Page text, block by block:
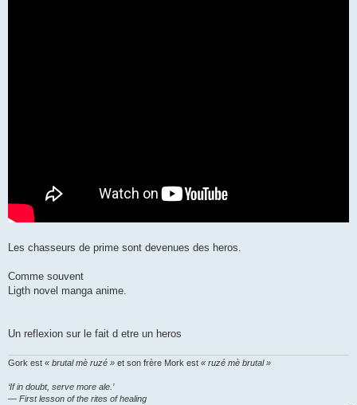
Les chasseurs de prime sont devenues des heros.
Comme souvent
Ligth novel manga anime.
Un reflexion sur le fait d etre un heros
Gork est « brutal mè ruzé » et son frère Mork est « ruzé mè brutal »
‘If in doubt, serve more ale.’
— First lesson of the rites of healing